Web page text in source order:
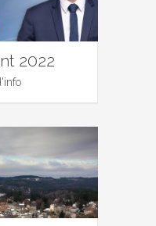
2022